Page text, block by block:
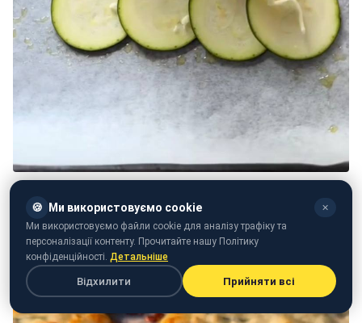
🍪 Ми використовуємо cookie ✕
Ми використовуємо файли cookie для аналізу трафіку та
персоналізації контенту. Прочитайте нашу Політику
конфіденційності. Детальніше
Відхилити Прийняти всі